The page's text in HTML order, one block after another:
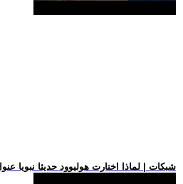
.. شبكات | لماذا اختارت هوليوود حديثا نبويا